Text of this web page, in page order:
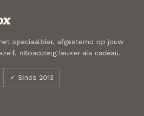
speciaalbier, afgestemd op jouw
n&oacute;g leuker als cadeau.
✓ Sinds 2013